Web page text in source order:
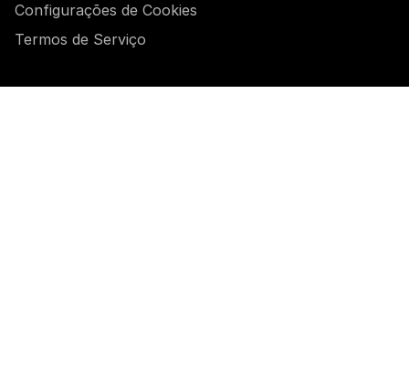
Configurações de Cookies
Termos de Serviço